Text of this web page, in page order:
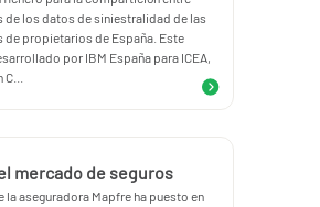
de los datos de siniestralidad de las
de propietarios de España. Este
por IBM España para ICEA,
mercado de seguros
la aseguradora Mapfre ha puesto en